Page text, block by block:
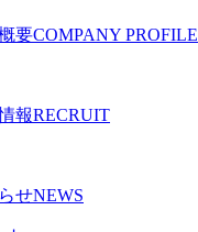
要COMPANY PROFILE
報RECRUIT
せNEWS